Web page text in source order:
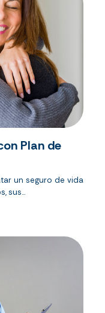
Plan de
un seguro de vida
sus...